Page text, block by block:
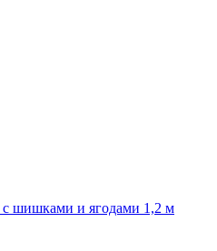
с шишками и ягодами 1,2 м